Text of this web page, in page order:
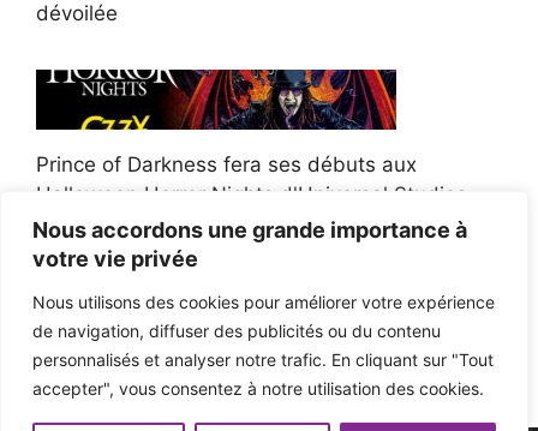
Nous accordons une grande importance à
votre vie privée
Nous utilisons des cookies pour améliorer votre expérience
de navigation, diffuser des publicités ou du contenu
personnalisés et analyser notre trafic. En cliquant sur "Tout
accepter", vous consentez à notre utilisation des cookies.
dévoilée
Prince of Darkness fera ses débuts aux
Halloween Horror Nights d'Universal Studios
Afroman poursuit un policier de l'Ohio après la
victoire du jury en diffamation